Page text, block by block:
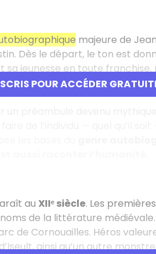
POUR ACCÉDER
majeure de
Dès le départ, le ton est
sa jeunesse en toute
ainsi, il cherche à comprendre
au XIIᵉ siècle. Les
de la littérature médiévale.
de Cornouailles. Héros
ainsi qu’un autre